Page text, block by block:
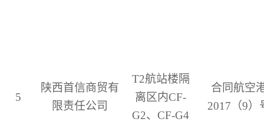
5
陕西首信商贸有
限责任公司
T2航站楼隔
离区内CF-
G2、 CF-G4
合同航空
2017 （9）